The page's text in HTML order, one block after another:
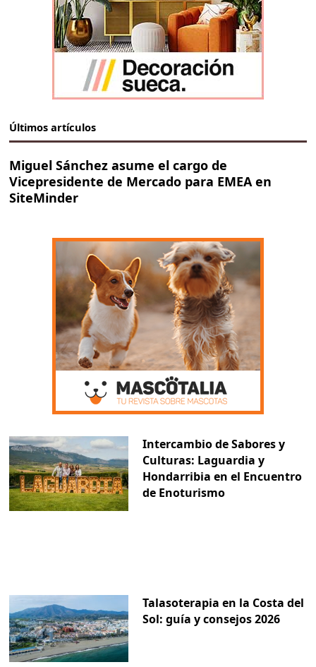
Últimos artículos
Miguel Sánchez asume el cargo de
Vicepresidente de Mercado para EMEA en
SiteMinder
Intercambio de Sabores y
Culturas: Laguardia y
Hondarribia en el Encuentro
de Enoturismo
Talasoterapia en la Costa del
Sol: guía y consejos 2026